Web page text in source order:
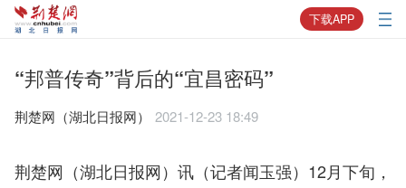
下载APP
“邦普传奇”背后的“宜昌密码”
荆楚网（湖北日报网） 2021-12-23 18:49
荆楚网（湖北日报网）讯（记者闻玉强） 12月下旬，